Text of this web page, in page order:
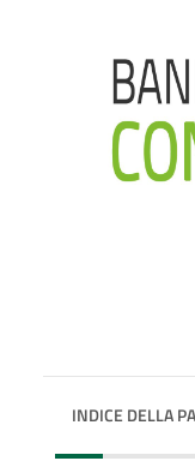
INDICE DELLA